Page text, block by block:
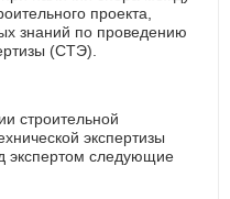
проекта,
знаний по проведению
(СТЭ).
строительной
экспертизы
экспертом следующие